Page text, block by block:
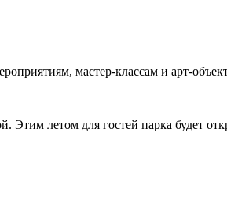
мастер-классам и арт-
летом для гостей парка будет